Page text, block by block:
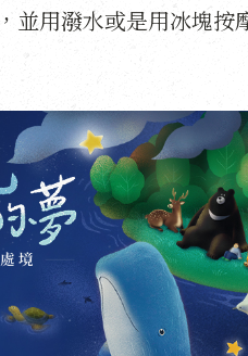
並用潑水或是用冰塊